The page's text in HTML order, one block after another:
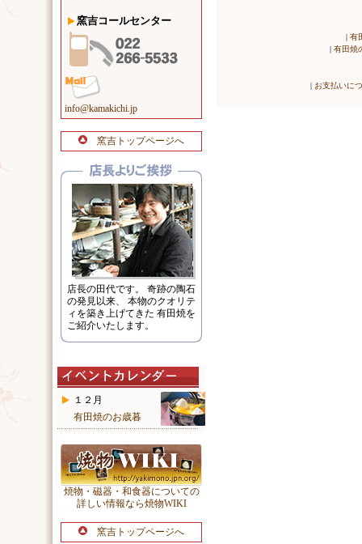
窯吉コールセンター
info@kamakichi.jp
窯吉トップページへ
店長の田代です。 奇跡の陶石
の発見以来、 本物のクオリテ
ィを築き上げてきた 有田焼を
ご紹介いたします。
１２月
有田焼のお歳暮
焼物・磁器・和食器についての
詳しい情報なら焼物WIKI
窯吉トップページへ
| 有
| 有田焼
| お支払いに